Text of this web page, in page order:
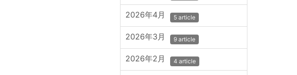
2026年4月 5 article
2026年3月 9 article
2026年2月 4 article